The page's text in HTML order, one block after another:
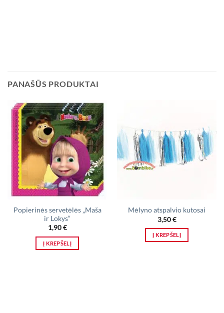
PANAŠŪS PRODUKTAI
Popierinės servetėlės „Maša
ir Lokys“
1,90€
Į KREPŠELĮ
Mėlyno atspalvio kutosai
3,50€
Į KREPŠELĮ